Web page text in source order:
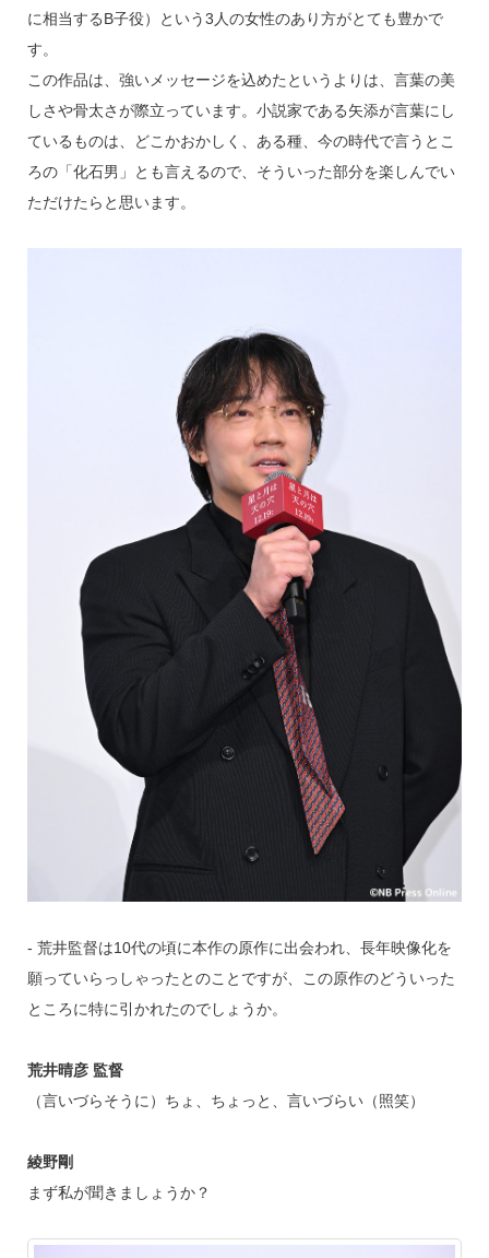
に相当するB子役）という3人の女性のあり方がとても豊かで
す。
この作品は、強いメッセージを込めたというよりは、言葉の美
しさや骨太さが際立っています。小説家である矢添が言葉にし
ているものは、どこかおかしく、ある種、今の時代で言うとこ
ろの「化石男」とも言えるので、そういった部分を楽しんでい
ただけたらと思います。
‐ 荒井監督は10代の頃に本作の原作に出会われ、長年映像化を
願っていらっしゃったとのことですが、この原作のどういった
ところに特に引かれたのでしょうか。
荒井晴彦 監督
（言いづらそうに）ちょ、ちょっと、言いづらい（照笑）
綾野剛
まず私が聞きましょうか？